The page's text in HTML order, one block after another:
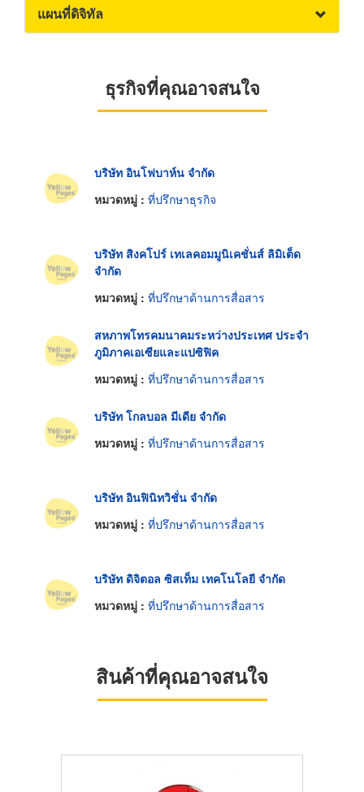
แผนที่ดิจิทัล
ธุรกิจที่คุณอาจสนใจ
บริษัท อินโฟบาห์น จำกัด
หมวดหมู่ : ที่ปรึกษาธุรกิจ
บริษัท สิงคโปร์ เทเลคอมมูนิเคชั่นส์ ลิมิเต็ด
จำกัด
หมวดหมู่ : ที่ปรึกษาด้านการสื่อสาร
สหภาพโทรคมนาคมระหว่างประเทศ ประจำ
ภูมิภาคเอเซียและแปซิฟิค
หมวดหมู่ : ที่ปรึกษาด้านการสื่อสาร
บริษัท โกลบอล มีเดีย จำกัด
หมวดหมู่ : ที่ปรึกษาด้านการสื่อสาร
บริษัท อินฟินิทวิชั่น จำกัด
หมวดหมู่ : ที่ปรึกษาด้านการสื่อสาร
บริษัท ดิจิตอล ซิสเท็ม เทคโนโลยี จำกัด
หมวดหมู่ : ที่ปรึกษาด้านการสื่อสาร
สินค้าที่คุณอาจสนใจ